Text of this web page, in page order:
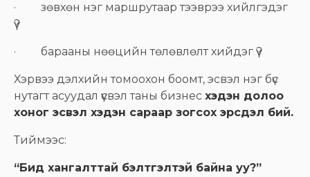
· зөвхөн нэг маршрутаар тээврээ хийлгэдэг
үү?
· барааны нөөцийн төлөвлөлт хийдэг үү?
Хэрвээ дэлхийн томоохон боомт, эсвэл нэг бүс
нутагт асуудал үүсвэл таны бизнес хэдэн долоо
хоног эсвэл хэдэн сараар зогсох эрсдэл бий.
Тиймээс:
“Бид хангалттай бэлтгэлтэй байна уу?”